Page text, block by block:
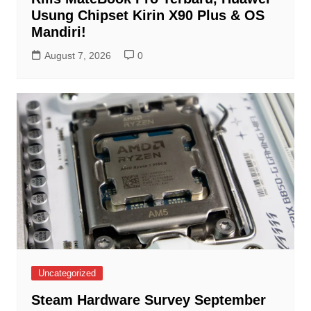
Usung Chipset Kirin X90 Plus & OS
Mandiri!
August 7, 2026 0
Uncategorized
Steam Hardware Survey September